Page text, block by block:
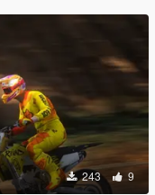
243 9